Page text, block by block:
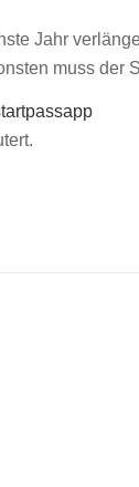
Jahr
muss der